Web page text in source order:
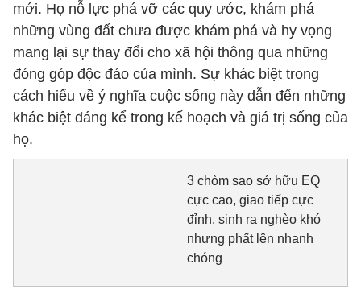
mới. Họ nỗ lực phá vỡ các quy ước, khám phá
những vùng đất chưa được khám phá và hy vọng
mang lại sự thay đổi cho xã hội thông qua những
đóng góp độc đáo của mình. Sự khác biệt trong
cách hiểu về ý nghĩa cuộc sống này dẫn đến những
khác biệt đáng kể trong kế hoạch và giá trị sống của
họ.
3 chòm sao sở hữu EQ
cực cao, giao tiếp cực
đỉnh, sinh ra nghèo khó
nhưng phất lên nhanh
chóng